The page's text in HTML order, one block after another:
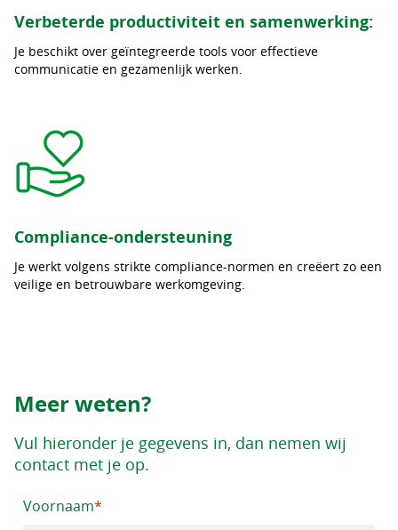
Verbeterde productiviteit en samenwerking:
Je beschikt over geïntegreerde tools voor effectieve
communicatie en gezamenlijk werken.
Compliance-ondersteuning
Je werkt volgens strikte compliance-normen en creëert zo een
veilige en betrouwbare werkomgeving.
Meer weten?
Vul hieronder je gegevens in, dan nemen wij
contact met je op.
Voornaam